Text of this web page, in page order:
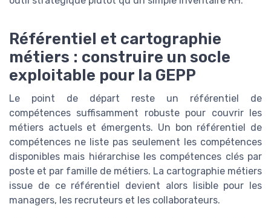
Référentiel et cartographie
métiers : construire un socle
exploitable pour la GEPP
Le point de départ reste un référentiel de
compétences suffisamment robuste pour couvrir les
métiers actuels et émergents. Un bon référentiel de
compétences ne liste pas seulement les compétences
disponibles mais hiérarchise les compétences clés par
poste et par famille de métiers. La cartographie métiers
issue de ce référentiel devient alors lisible pour les
managers, les recruteurs et les collaborateurs.